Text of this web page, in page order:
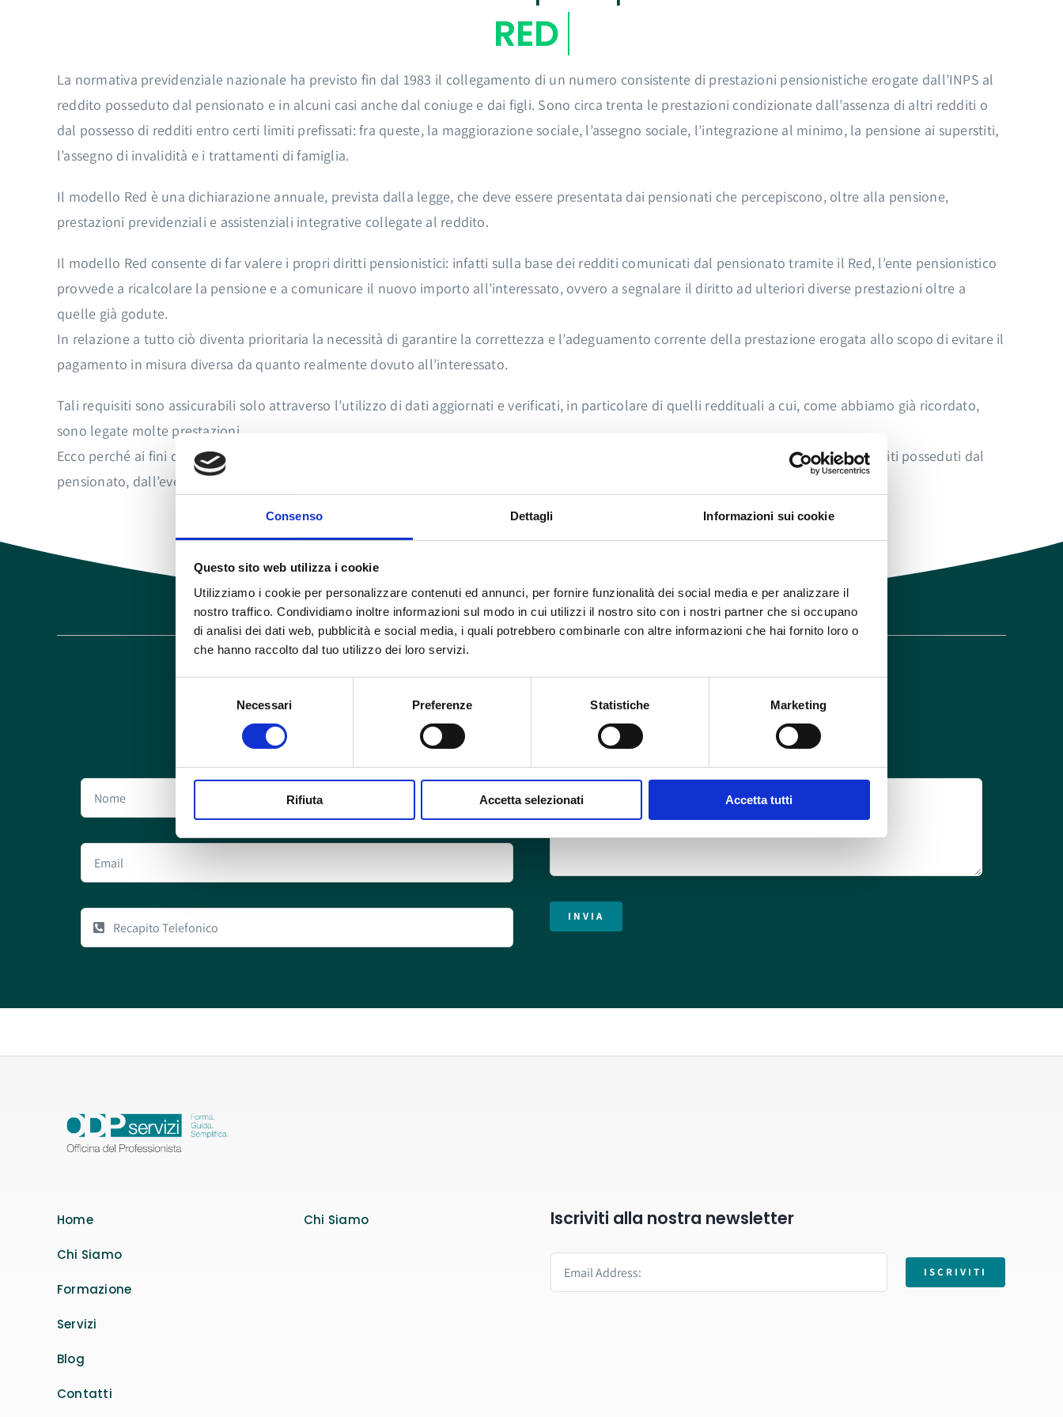
Consenso Dettagli Informazioni sui cookie
Questo sito web utilizza i cookie
Utilizziamo i cookie per personalizzare contenuti ed annunci, per fornire funzionalità dei social media e per analizzare il
nostro traffico. Condividiamo inoltre informazioni sul modo in cui utilizzi il nostro sito con i nostri partner che si occupano
di analisi dei dati web, pubblicità e social media, i quali potrebbero combinarle con altre informazioni che hai fornito loro o
che hanno raccolto dal tuo utilizzo dei loro servizi.
Necessari Preferenze Statistiche Marketing
Rifiuta Accetta selezionati Accetta tutti
La normativa previdenziale nazionale ha previsto fin dal 1983 il collegamento di un numero consistente di prestazioni pensionistiche erogate dall’INPS al
reddito posseduto dal pensionato e in alcuni casi anche dal coniuge e dai figli. Sono circa trenta le prestazioni condizionate dall’assenza di altri redditi o
dal possesso di redditi entro certi limiti prefissati: fra queste, la maggiorazione sociale, l’assegno sociale, l’integrazione al minimo, la pensione ai superstiti,
l’assegno di invalidità e i trattamenti di famiglia.
Il modello Red è una dichiarazione annuale, prevista dalla legge, che deve essere presentata dai pensionati che percepiscono, oltre alla pensione,
prestazioni previdenziali e assistenziali integrative collegate al reddito.
Il modello Red consente di far valere i propri diritti pensionistici: infatti sulla base dei redditi comunicati dal pensionato tramite il Red, l’ente pensionistico
provvede a ricalcolare la pensione e a comunicare il nuovo importo all’interessato, ovvero a segnalare il diritto ad ulteriori diverse prestazioni oltre a
quelle già godute.
In relazione a tutto ciò diventa prioritaria la necessità di garantire la correttezza e l’adeguamento corrente della prestazione erogata allo scopo di evitare il
pagamento in misura diversa da quanto realmente dovuto all’interessato.
Tali requisiti sono assicurabili solo attraverso l’utilizzo di dati aggiornati e verificati, in particolare di quelli reddituali a cui, come abbiamo già ricordato,
sono legate molte prestazioni.
Ecco perché ai fini della percezione di tali prestazioni gli enti previdenziali (Inps, Inpdap, Enpals, ecc.) devono verificare ogni anno i redditi posseduti dal
pensionato, dall’eventuale coniuge e, nel caso di trattamenti di famiglia, anche quelli dei figli che fanno parte del nucleo familiare.
INVIA
Home
Chi Siamo
Formazione
Servizi
Blog
Contatti
Chi Siamo Iscriviti alla nostra newsletter
ISCRIVITI